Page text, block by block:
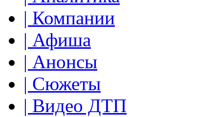
| Компании
| Афиша
| Анонсы
| Сюжеты
| Видео ДТП